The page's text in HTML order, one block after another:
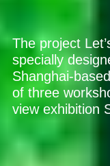
The project
specially
Shanghai-
of three
view exhibition